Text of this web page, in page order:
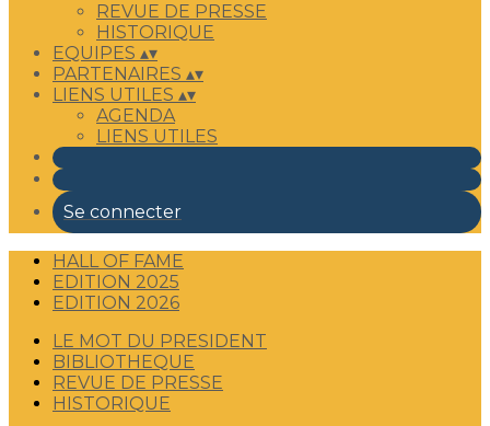
REVUE DE PRESSE
HISTORIQUE
EQUIPES ▴▾
PARTENAIRES ▴▾
LIENS UTILES ▴▾
AGENDA
LIENS UTILES
Se connecter
HALL OF FAME
EDITION 2025
EDITION 2026
LE MOT DU PRESIDENT
BIBLIOTHEQUE
REVUE DE PRESSE
HISTORIQUE